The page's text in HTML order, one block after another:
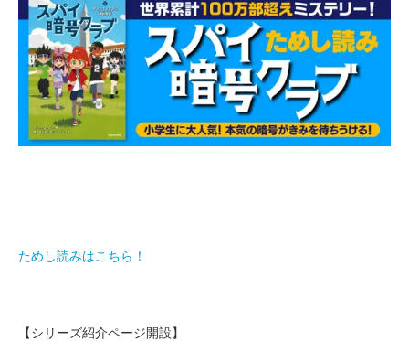
ためし読みはこちら！
【シリーズ紹介ページ開設】